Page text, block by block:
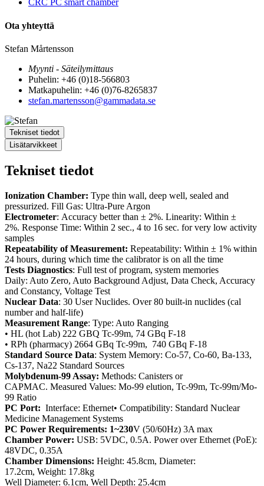
CRC PC smart chamber
Ota yhteyttä
Stefan Mårtensson
Myynti - Säteilymittaus
Puhelin: +46 (0)18-566803
Matkapuhelin: +46 (0)76-8265837
stefan.martensson@gammadata.se
Tekniset tiedot
Lisätarvikkeet
Tekniset tiedot
Ionization Chamber: Type thin wall, deep well, sealed and
pressurized. Fill Gas: Ultra-Pure Argon
Electrometer: Accuracy better than ± 2%. Linearity: Within ±
2%. Response Time: Within 2 sec., 4 to 16 sec. for very low activity
samples
Repeatability of Measurement: Repeatability: Within ± 1% within
24 hours, during which time the calibrator is on all the time
Tests Diagnostics: Full test of program, system memories
Daily: Auto Zero, Auto Background Adjust, Data Check, Accuracy
and Constancy, Voltage Test
Nuclear Data: 30 User Nuclides. Over 80 built-in nuclides (cal
number and half-life)
Measurement Range: Type: Auto Ranging
• HL (hot Lab) 222 GBQ Tc-99m, 74 GBq F-18
• RPh (pharmacy) 2664 GBq Tc-99m, 740 GBq F-18
Standard Source Data: System Memory: Co-57, Co-60, Ba-133,
Cs-137, Na22 Standard Sources
Molybdenum-99 Assay: Methods: Canisters or
CAPMAC. Measured Values: Mo-99 elution, Tc-99m, Tc-99m/Mo-
99 Ratio
PC Port: Interface: Ethernet• Compatibility: Standard Nuclear
Medicine Management Systems
PC Power Requirements: 1~230V (50/60Hz) 3A max
Chamber Power: USB: 5VDC, 0.5A. Power over Ethernet (PoE):
48VDC, 0.35A
Chamber Dimensions: Height: 45.8cm, Diameter:
17.2cm, Weight: 17.8kg
Well Diameter: 6.1cm, Well Depth: 25.4cm